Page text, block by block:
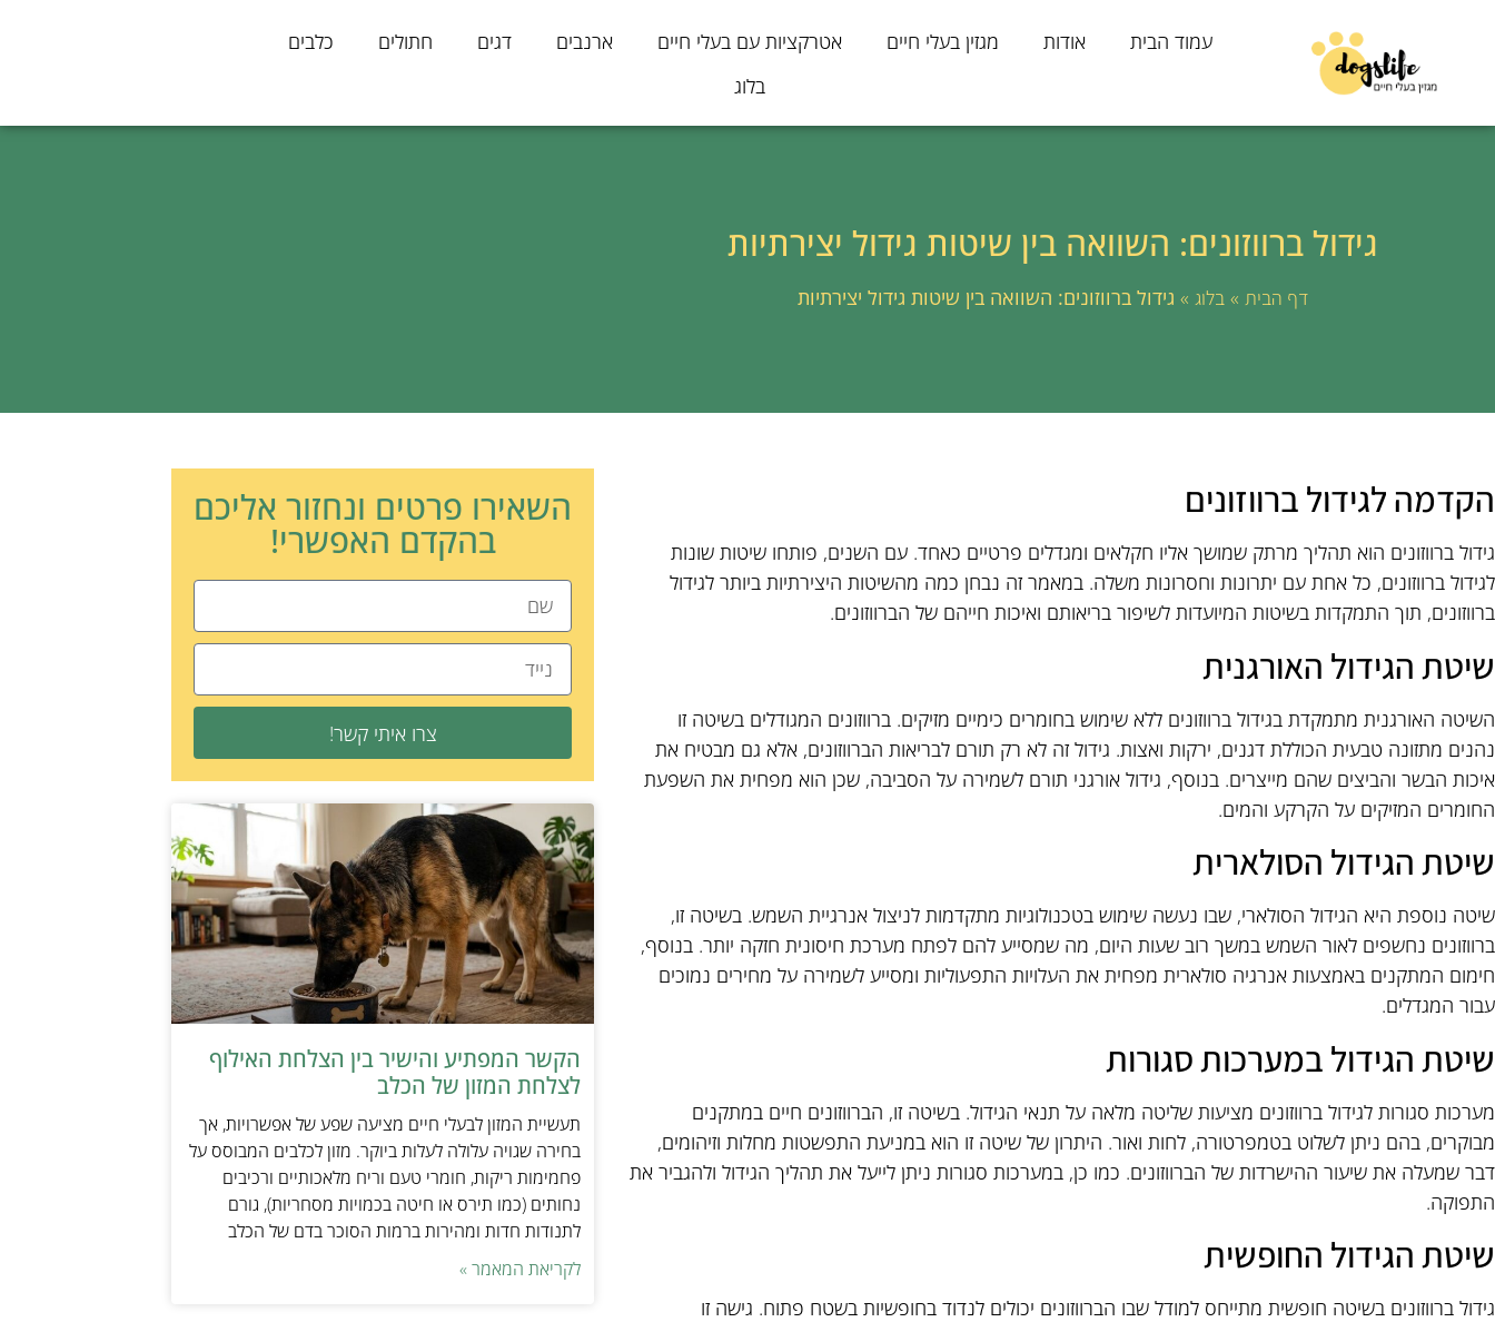
עמוד הבית אודות מגזין בעלי חיים אטרקציות עם בעלי חיים ארנבים דגים חתולים
כלבים
בלוג
גידול ברווזונים: השוואה בין שיטות גידול יצירתיות
דף הבית »בלוג » גידול ברווזונים: השוואה בין שיטות גידול יצירתיות
הקדמה לגידול ברווזונים
גידול ברווזונים הוא תהליך מרתק שמושך אליו חקלאים ומגדלים פרטיים כאחד. עם השנים, פותחו שיטות שונות
לגידול ברווזונים, כל אחת עם יתרונות וחסרונות משלה. במאמר זה נבחן כמה מהשיטות היצירתיות ביותר לגידול
ברווזונים, תוך התמקדות בשיטות המיועדות לשיפור בריאותם ואיכות חייהם של הברווזונים.
שיטת הגידול האורגנית
השיטה האורגנית מתמקדת בגידול ברווזונים ללא שימוש בחומרים כימיים מזיקים. ברווזונים המגודלים בשיטה זו
נהנים מתזונה טבעית הכוללת דגנים, ירקות ואצות. גידול זה לא רק תורם לבריאות הברווזונים, אלא גם מבטיח את
איכות הבשר והביצים שהם מייצרים. בנוסף, גידול אורגני תורם לשמירה על הסביבה, שכן הוא מפחית את השפעת
החומרים המזיקים על הקרקע והמים.
שיטת הגידול הסולארית
שיטה נוספת היא הגידול הסולארי, שבו נעשה שימוש בטכנולוגיות מתקדמות לניצול אנרגיית השמש. בשיטה זו,
ברווזונים נחשפים לאור השמש במשך רוב שעות היום, מה שמסייע להם לפתח מערכת חיסונית חזקה יותר. בנוסף,
חימום המתקנים באמצעות אנרגיה סולארית מפחית את העלויות התפעוליות ומסייע לשמירה על מחירים נמוכים
עבור המגדלים.
שיטת הגידול במערכות סגורות
מערכות סגורות לגידול ברווזונים מציעות שליטה מלאה על תנאי הגידול. בשיטה זו, הברווזונים חיים במתקנים
מבוקרים, בהם ניתן לשלוט בטמפרטורה, לחות ואור. היתרון של שיטה זו הוא במניעת התפשטות מחלות וזיהומים,
דבר שמעלה את שיעור ההישרדות של הברווזונים. כמו כן, במערכות סגורות ניתן לייעל את תהליך הגידול ולהגביר את
התפוקה.
שיטת הגידול החופשית
גידול ברווזונים בשיטה חופשית מתייחס למודל שבו הברווזונים יכולים לנדוד בחופשיות בשטח פתוח. גישה זו
השאירו פרטים ונחזור אליכם
בהקדם האפשרי!
צרו איתי קשר!
הקשר המפתיע והישיר בין הצלחת האילוף
לצלחת המזון של הכלב
תעשיית המזון לבעלי חיים מציעה שפע של אפשרויות, אך
בחירה שגויה עלולה לעלות ביוקר. מזון לכלבים המבוסס על
פחמימות ריקות, חומרי טעם וריח מלאכותיים ורכיבים
נחותים (כמו תירס או חיטה בכמויות מסחריות), גורם
לתנודות חדות ומהירות ברמות הסוכר בדם של הכלב
לקריאת המאמר »